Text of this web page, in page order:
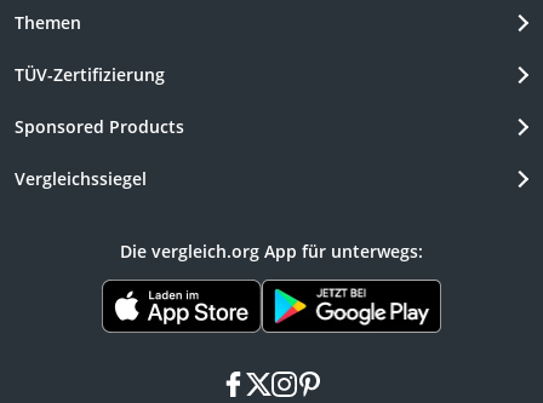
Themen
TÜV-Zertifizierung
Sponsored Products
Vergleichssiegel
Die vergleich.org App für unterwegs:
facebook
x instagram
pinterest